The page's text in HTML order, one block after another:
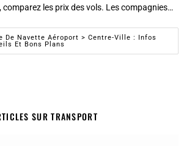
comparez les prix des vols. Les compagnies…
De Navette Aéroport > Centre-Ville : Infos
Et Bons Plans
SUR TRANSPORT